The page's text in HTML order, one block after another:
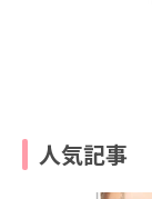
人気記事